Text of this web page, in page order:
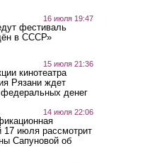
16 июля 19:47
фестиваль
в СССР»
15 июля 21:36
кинотеатра
Рязани ждет
денег
14 июля 22:06
17 июля рассмотрит
Сапуновой об